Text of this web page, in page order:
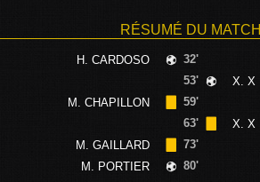
RÉSUMÉ DU MATCH
H. CARDOSO
32'
53'
X. X
M. CHAPILLON
59'
63'
X. X
M. GAILLARD
73'
M. PORTIER
80'